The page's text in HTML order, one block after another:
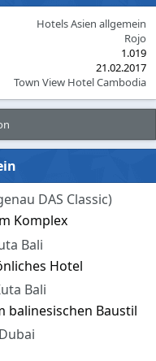
Hotels Asien allgemein
Rojo
1.019
21.02.2017
Town View Hotel Cambodia
DAS Classic)
Komplex
Bali
Hotel
Bali
balinesischen Baustil